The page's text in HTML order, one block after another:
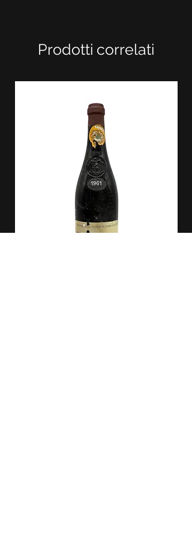
Prodotti correlati